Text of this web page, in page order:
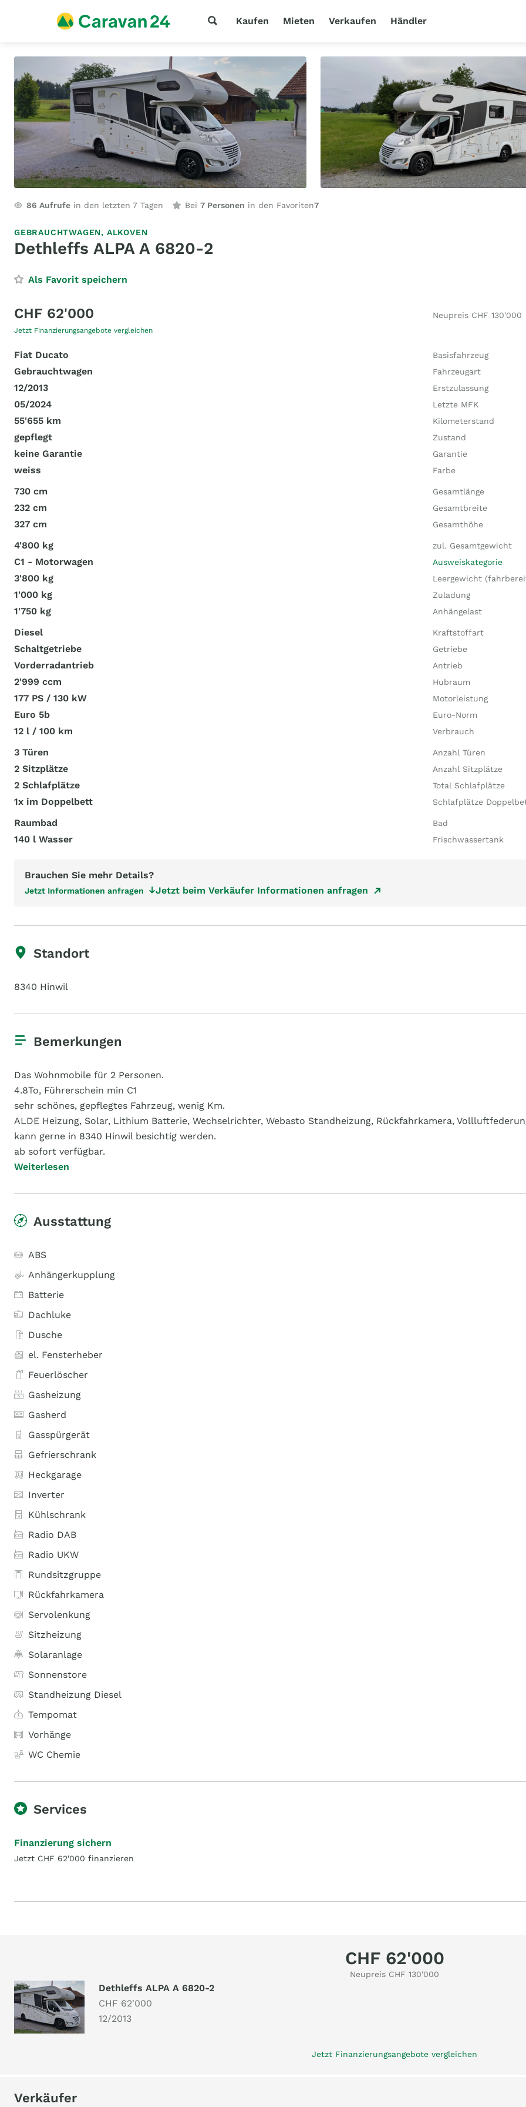
Kaufen Mieten Verkaufen Händler
86 Aufrufe in den letzten 7 Tagen Bei 7 Personen in den Favoriten7
GEBRAUCHTWAGEN, ALKOVEN
Dethleffs ALPA A 6820-2
Als Favorit speichern
CHF 62'000 Neupreis CHF 130'000
Jetzt Finanzierungsangebote vergleichen
Fiat Ducato Basisfahrzeug
Gebrauchtwagen Fahrzeugart
12/2013 Erstzulassung
05/2024 Letzte MFK
55'655 km Kilometerstand
gepflegt Zustand
keine Garantie Garantie
weiss Farbe
730 cm Gesamtlänge
232 cm Gesamtbreite
327 cm Gesamthöhe
4'800 kg zul. Gesamtgewicht
C1 - Motorwagen Ausweiskategorie
3'800 kg Leergewicht
1'000 kg Zuladung
1'750 kg Anhängelast
Diesel Kraftstoffart
Schaltgetriebe Getriebe
Vorderradantrieb Antrieb
2'999 ccm Hubraum
177 PS / 130 kW Motorleistung
Euro 5b Euro-Norm
12 l / 100 km Verbrauch
3 Türen Anzahl Türen
2 Sitzplätze Anzahl Sitzplätze
2 Schlafplätze Total Schlafplätze
1x im Doppelbett Schlafplätze
Raumbad Bad
140 l Wasser Frischwassertank
Brauchen Sie mehr Details?
Jetzt Informationen anfragen Jetzt beim Verkäufer Informationen anfragen
Standort
8340 Hinwil
Bemerkungen
Das Wohnmobile für 2 Personen.
4.8To, Führerschein min C1
sehr schönes, gepflegtes Fahrzeug, wenig Km.
ALDE Heizung, Solar, Lithium Batterie, Wechselrichter, Webasto Standheizung, Rückfahrkamera,
kann gerne in 8340 Hinwil besichtig werden.
ab sofort verfügbar.
Weiterlesen
Ausstattung
ABS
Anhängerkupplung
Batterie
Dachluke
Dusche
el. Fensterheber
Feuerlöscher
Gasheizung
Gasherd
Gasspürgerät
Gefrierschrank
Heckgarage
Inverter
Kühlschrank
Radio DAB
Radio UKW
Rundsitzgruppe
Rückfahrkamera
Servolenkung
Sitzheizung
Solaranlage
Sonnenstore
Standheizung Diesel
Tempomat
Vorhänge
WC Chemie
Services
Finanzierung sichern
Jetzt CHF 62'000 finanzieren
CHF 62'000
Neupreis CHF 130'000
Dethleffs ALPA A 6820-2
CHF 62'000
12/2013
Jetzt Finanzierungsangebote vergleichen
Verkäufer